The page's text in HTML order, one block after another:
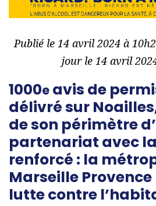
Publié le 14 avril 2024 à
jour le 14 avril
1000e avis de
délivré sur
de son périmètre
partenariat avec la
renforcé : la
Marseille
lutte contre